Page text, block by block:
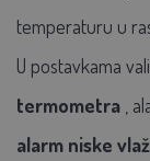
temperaturu u
U postavkama
termometra ,
alarm niske